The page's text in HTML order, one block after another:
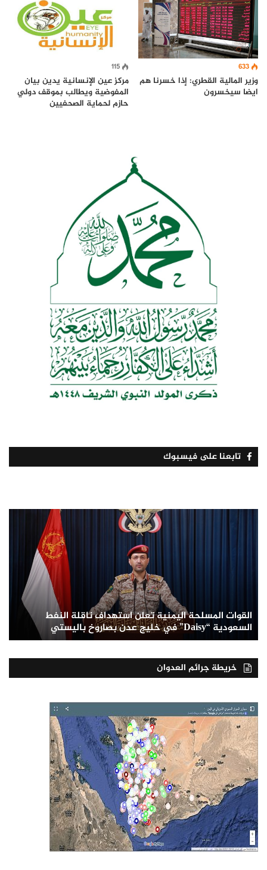
633
وزير المالية القطري: إذا خسرنا هم
ايضا سيخسرون
115
مركز عين الإنسانية يدين بيان
المفوضية ويطالب بموقف دولي
حازم لحماية الصحفيين
تابعنا على فيسبوك
القوات المسلحة اليمنية تعلن استهداف ناقلة النفط
السعودية “Daisy” في خليج عدن بصاروخ باليستي
خريطة جرائم العدوان